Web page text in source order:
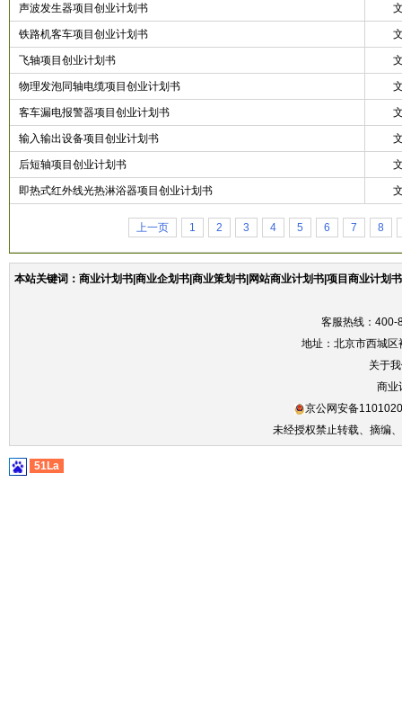
声波发生器项目创业计划书
铁路机客车项目创业计划书
飞轴项目创业计划书
物理发泡同轴电缆项目创业计划书
客车漏电报警器项目创业计划书
输入输出设备项目创业计划书
后短轴项目创业计划书
即热式红外线光热淋浴器项目创业计划书
上一页 1 2 3 4 5 6 7 8
本站关键词：商业计划书|商业企划书|商业策划书|网站商业计划书|项目商业计
客服热线：
地址：北京市西城
关于
商业
京公网安备
未经授权禁止转载、摘编
51La